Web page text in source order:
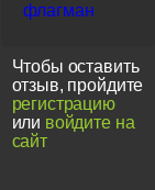
флагман
Чтобы оставить
отзыв, пройдите
регистрацию
или войдите на
сайт